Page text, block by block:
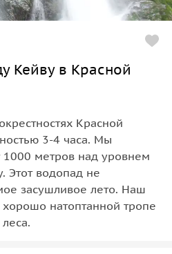
Кейву в Красной
Красной
3-4 часа. Мы
метров над уровнем
Этот водопад не
засушливое лето. Наш
натоптанной тропе